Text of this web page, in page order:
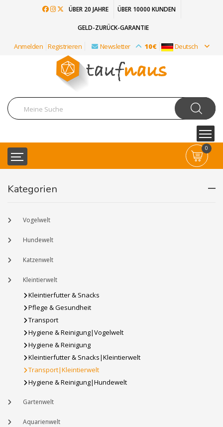
ÜBER 20 JAHRE ÜBER 10000 KUNDEN
GELD-ZURÜCK-GARANTIE
Anmelden Registrieren Newsletter 10€ Deutsch
0
Kategorien
Vogelwelt
Hundewelt
Katzenwelt
Kleintierwelt
Kleintierfutter & Snacks
Pflege & Gesundheit
Transport
Hygiene & Reinigung|Vogelwelt
Hygiene & Reinigung
Kleintierfutter & Snacks|Kleintierwelt
Transport|Kleintierwelt
Hygiene & Reinigung|Hundewelt
Gartenwelt
Aquarienwelt